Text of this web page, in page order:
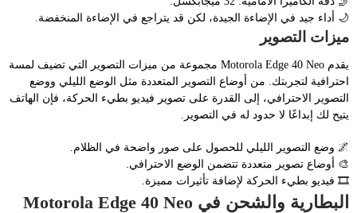
🌙 أداء جيد في الإضاءة الجيدة، لكن قد يتراجع في الإضاءة المنخفضة.
ميزات التصوير
يقدم Motorola Edge 40 Neo مجموعة من ميزات التصوير التي تضيف لمسة
احترافية لتجربتك. من أوضاع التصوير المتعددة مثل الوضع الليلي ووضع
التصوير الاحترافي، إلى القدرة على تصوير فيديو بطيء الحركة، فإن الهاتف
يتيح لك إبداعًا لا حدود له في التصوير.
🌌 وضع التصوير الليلي للحصول على صور واضحة في الظلام.
🎨 أوضاع تصوير متعددة تتضمن الوضع الاحترافي.
🎞️ فيديو بطيء الحركة لإضافة تأثيرات مميزة.
البطارية والشحن في Motorola Edge 40 Neo